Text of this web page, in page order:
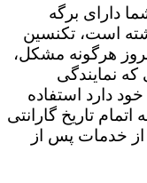
دارای برگه
است، تکنسین
هرگونه مشکل،
که نمایندگی
دارد استفاده
تاریخ گارانتی
از خدمات پس از